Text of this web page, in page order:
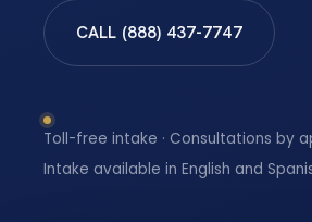
CALL (888) 437-7747
Toll-free intake · Consultations by
Intake available in English and